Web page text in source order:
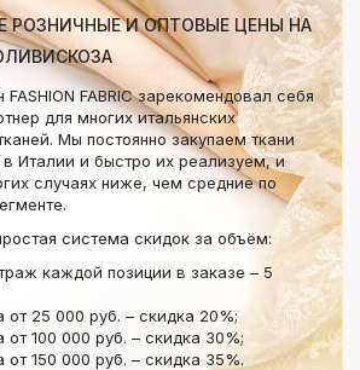
РОЗНИЧНЫЕ И ОПТОВЫЕ ЦЕНЫ НА
FASHION FABRIC зарекомендовал себя
для многих итальянских
Мы постоянно закупаем ткани
в Италии и быстро их реализуем, и
случаях ниже, чем средние по
система скидок за объём:
каждой позиции в заказе – 5
от 25 000 руб. – скидка 20%;
100 000 руб. – скидка 30%;
150 000 руб. – скидка 35%.